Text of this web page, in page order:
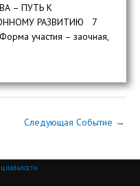
– ПУТЬ К
РАЗВИТИЮ 7
участия – заочная,
Следующая Событие →